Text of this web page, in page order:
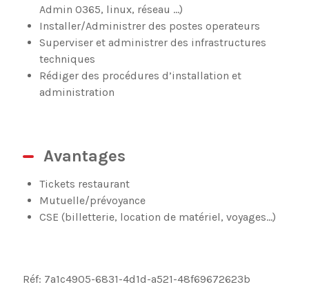
Admin O365, linux, réseau …)
Installer/Administrer des postes operateurs
Superviser et administrer des infrastructures
techniques
Rédiger des procédures d’installation et
administration
Avantages
Tickets restaurant
Mutuelle/prévoyance
CSE (billetterie, location de matériel, voyages...)
Réf: 7a1c4905-6831-4d1d-a521-48f69672623b